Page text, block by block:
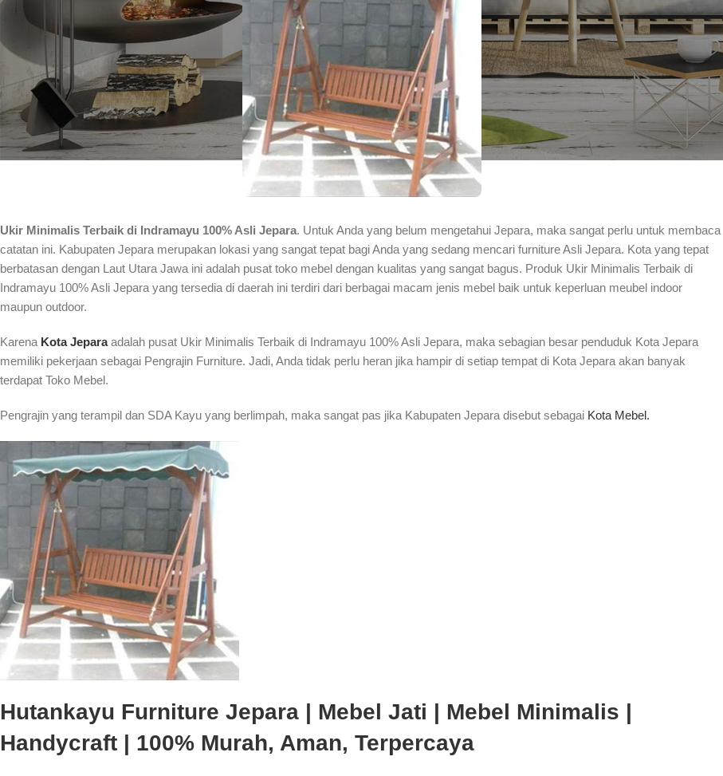
Ukir Minimalis Terbaik di Indramayu 100% Asli Jepara. Untuk Anda yang belum mengetahui Jepara, maka sangat perlu untuk membaca
catatan ini. Kabupaten Jepara merupakan lokasi yang sangat tepat bagi Anda yang sedang mencari furniture Asli Jepara. Kota yang tepat
berbatasan dengan Laut Utara Jawa ini adalah pusat toko mebel dengan kualitas yang sangat bagus. Produk Ukir Minimalis Terbaik di
Indramayu 100% Asli Jepara yang tersedia di daerah ini terdiri dari berbagai macam jenis mebel baik untuk keperluan meubel indoor
maupun outdoor.
Karena Kota Jeparaadalah pusat Ukir Minimalis Terbaik di Indramayu 100% Asli Jepara, maka sebagian besar penduduk Kota Jepara
memiliki pekerjaan sebagai Pengrajin Furniture. Jadi, Anda tidak perlu heran jika hampir di setiap tempat di Kota Jepara akan banyak
terdapat Toko Mebel.
Pengrajin yang terampil dan SDA Kayu yang berlimpah, maka sangat pas jika Kabupaten Jepara disebut sebagai Kota Mebel.
Hutankayu Furniture Jepara | Mebel Jati | Mebel Minimalis |
Handycraft | 100% Murah, Aman, Terpercaya